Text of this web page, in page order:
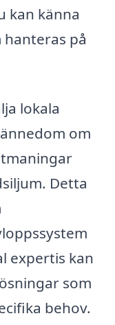
kan känna
på
lokala
om
Detta
expertis kan
som
behov.